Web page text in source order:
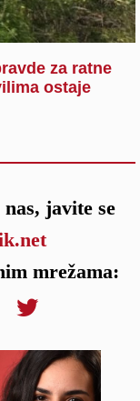
za ratne
ostaje
javite se
mrežama: